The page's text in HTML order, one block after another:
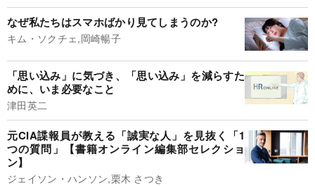
なぜ私たちはスマホばかり見てしまうのか?
キム・ソクチェ,岡崎暢子
「思い込み」に気づき、「思い込み」を減らすた
めに、いま必要なこと
津田英二
元CIA諜報員が教える「誠実な人」を見抜く「1
つの質問」【書籍オンライン編集部セレクショ
ン】
ジェイソン・ハンソン,栗木 さつき